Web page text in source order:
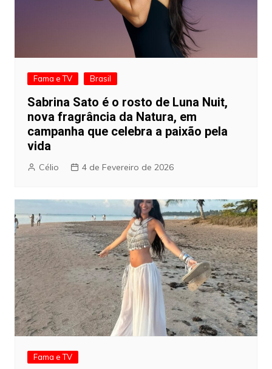
Fama e TV Brasil
Sabrina Sato é o rosto de Luna Nuit,
nova fragrância da Natura, em
campanha que celebra a paixão pela
vida
Célio 4 de Fevereiro de 2026
Fama e TV